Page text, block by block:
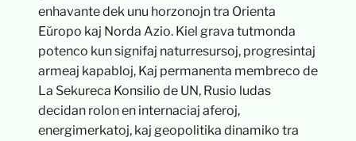
enhavante dek unu horzonojn tra Orienta
Eŭropo kaj Norda Azio. Kiel grava tutmonda
potenco kun signifaj naturresursoj, progresintaj
armeaj kapabloj, Kaj permanenta membreco de
La Sekureca Konsilio de UN, Rusio ludas
decidan rolon en internaciaj aferoj,
energimerkatoj, kaj geopolitika dinamiko tra